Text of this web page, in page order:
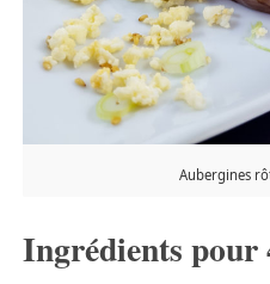
Aubergines
Ingrédients pour